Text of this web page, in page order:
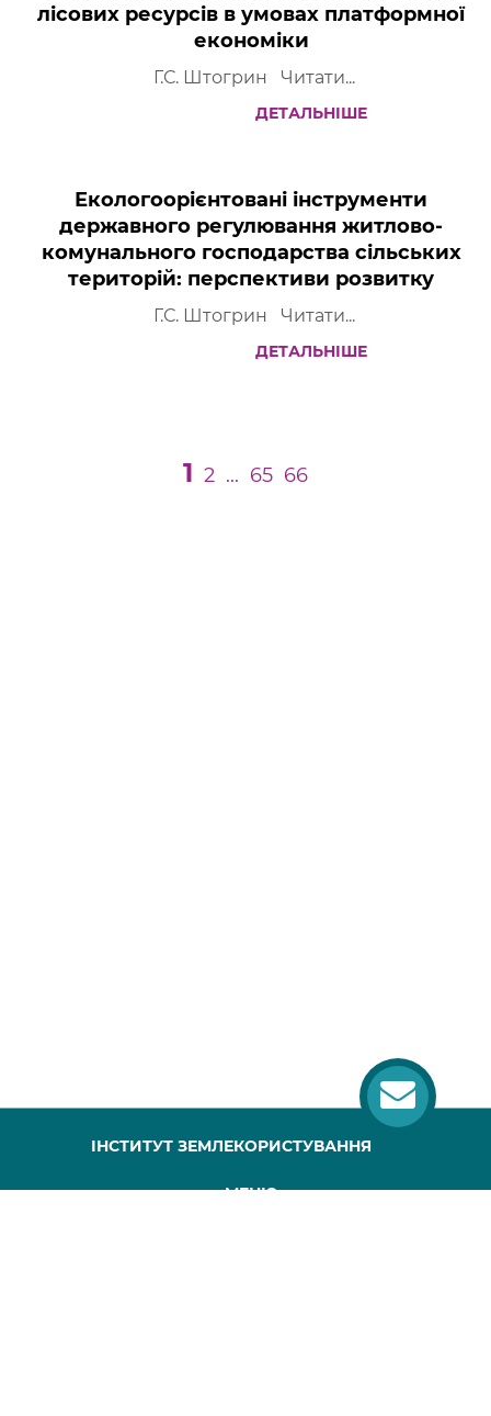
лісових ресурсів в умовах платформної
економіки
Г.С. Штогрин Читати...
ДЕТАЛЬНІШЕ
Екологоорієнтовані інструменти
державного регулювання житлово-
комунального господарства сільських
територій: перспективи розвитку
Г.С. Штогрин Читати...
ДЕТАЛЬНІШЕ
1 2 ... 65 66
ІНСТИТУТ ЗЕМЛЕКОРИСТУВАННЯ
МЕНЮ